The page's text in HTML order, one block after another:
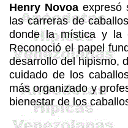
Henry Novoa expresó
las carreras de
donde la mística y la
Reconoció el papel
desarrollo del hipismo,
cuidado de los
más organizado y
bienestar de los